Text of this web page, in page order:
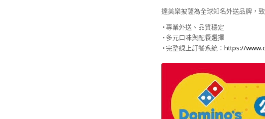
達美樂披薩為全球知名外送品牌，
• 專業外送、品質穩定
• 多元口味與配餐選擇
• 完整線上訂餐系統： https://